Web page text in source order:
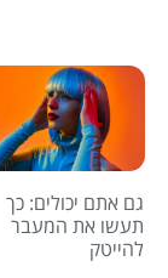
גם אתם יכולים: כך
תעשו את המעבר
להייטק